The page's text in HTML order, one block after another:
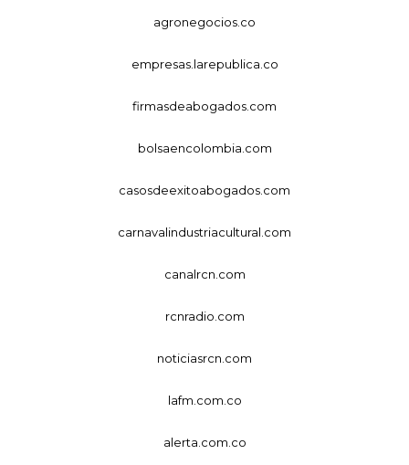
agronegocios.co
empresas.larepublica.co
firmasdeabogados.com
bolsaencolombia.com
casosdeexitoabogados.com
carnavalindustriacultural.com
canalrcn.com
rcnradio.com
noticiasrcn.com
lafm.com.co
alerta.com.co